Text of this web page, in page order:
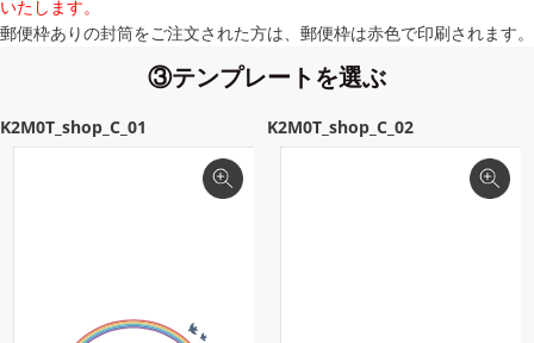
いたします。
郵便枠ありの封筒をご注文された方は、郵便枠は赤色で印刷されます。
③テンプレートを選ぶ
K2M0T_shop_C_01 K2M0T_shop_C_02